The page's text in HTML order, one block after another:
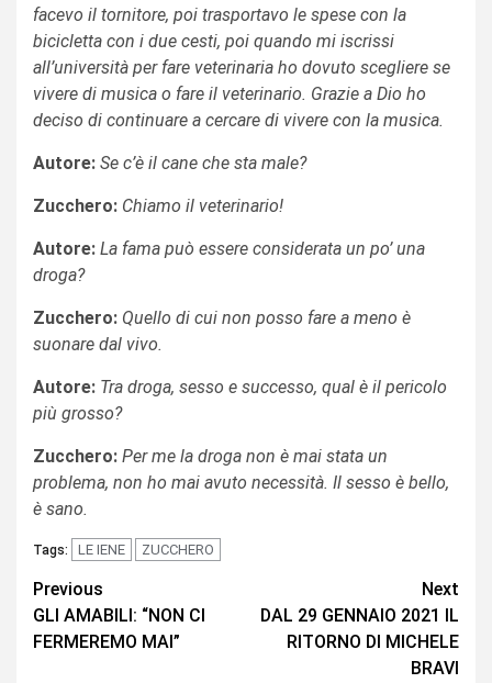
facevo il tornitore, poi trasportavo le spese con la
bicicletta con i due cesti, poi quando mi iscrissi
all’università per fare veterinaria ho dovuto scegliere se
vivere di musica o fare il veterinario. Grazie a Dio ho
deciso di continuare a cercare di vivere con la musica.
Autore: Se c’è il cane che sta male?
Zucchero: Chiamo il veterinario!
Autore: La fama può essere considerata un po’ una
droga?
Zucchero: Quello di cui non posso fare a meno è
suonare dal vivo.
Autore: Tra droga, sesso e successo, qual è il pericolo
più grosso?
Zucchero: Per me la droga non è mai stata un
problema, non ho mai avuto necessità. Il sesso è bello,
è sano.
Tags: LE IENE ZUCCHERO
Continue
Reading
Previous
GLI AMABILI: “NON CI
FERMEREMO MAI”
Next
DAL 29 GENNAIO 2021 IL
RITORNO DI MICHELE
BRAVI